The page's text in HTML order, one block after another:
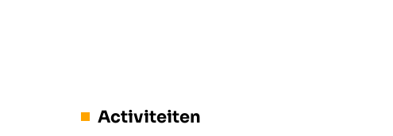
Activiteiten